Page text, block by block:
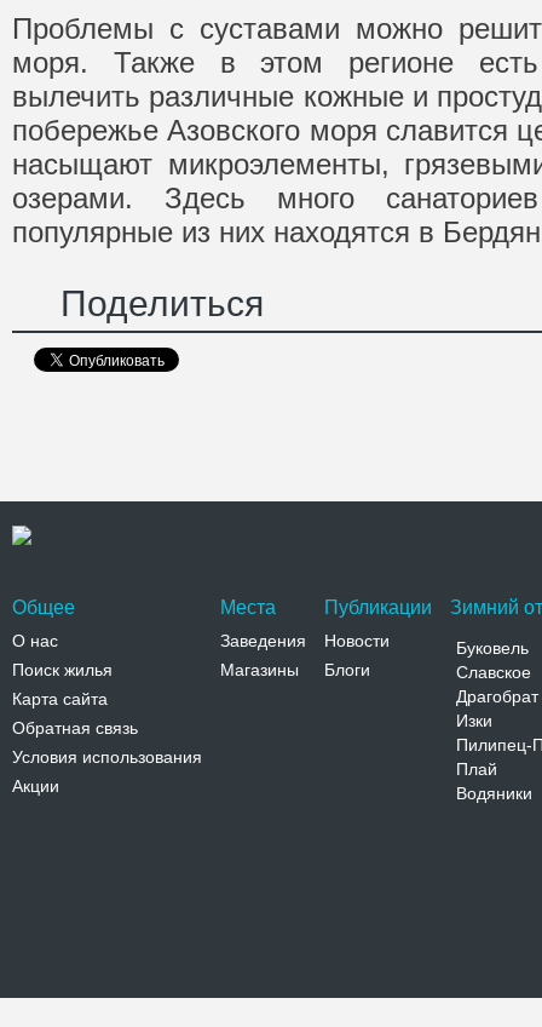
Проблемы с суставами можно
моря. Также в этом регионе
вылечить различные кожные и
побережье Азовского моря славится
насыщают микроэлементы,
озерами. Здесь много
популярные из них находятся в
Поделиться
Общее
О нас
Поиск жилья
Карта сайта
Обратная связь
Условия использования
Акции
Места
Заведения
Магазины
Публикации
Новости
Блоги
Зимний
Буковель
Славское
Драгобрат
Изки
Пилипец-
Плай
Водяники